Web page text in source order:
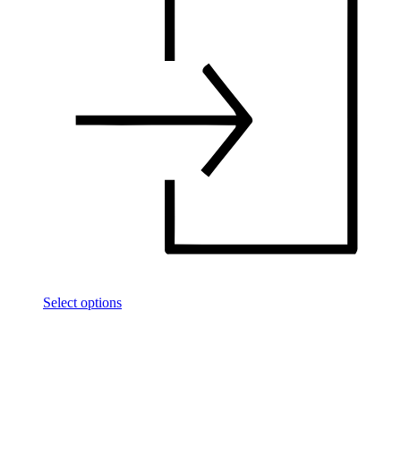
Select options